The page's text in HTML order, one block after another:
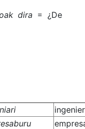
dira = ¿De